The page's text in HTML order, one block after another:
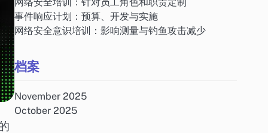
事件响应计划：预算、开发与实施
网络安全意识培训：影响测量与钓鱼攻击减少
档案
November 2025
October 2025